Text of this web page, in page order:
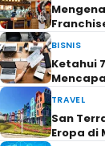
BISNIS
Ketahui
TRAVEL
San
Eropa di